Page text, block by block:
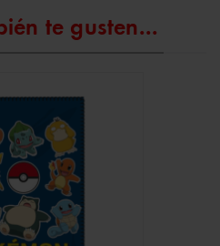
te gusten...